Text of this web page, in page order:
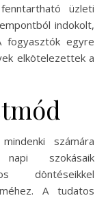
üzleti
indokolt,
fogyasztók egyre
elkötelezettek a
számára
szokásaik
döntéseikkel
A tudatos